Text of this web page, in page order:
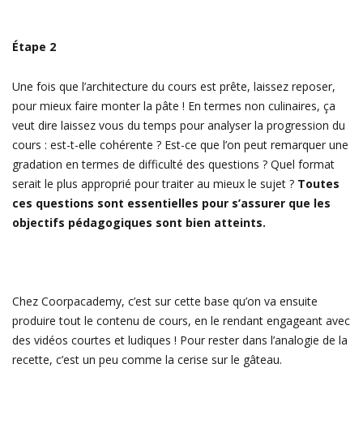
Étape 2
Une fois que l’architecture du cours est prête, laissez reposer,
pour mieux faire monter la pâte ! En termes non culinaires, ça
veut dire laissez vous du temps pour analyser la progression du
cours : est-t-elle cohérente ? Est-ce que l’on peut remarquer une
gradation en termes de difficulté des questions ? Quel format
serait le plus approprié pour traiter au mieux le sujet ? Toutes
ces questions sont essentielles pour s’assurer que les
objectifs pédagogiques sont bien atteints.
Chez Coorpacademy, c’est sur cette base qu’on va ensuite
produire tout le contenu de cours, en le rendant engageant avec
des vidéos courtes et ludiques ! Pour rester dans l’analogie de la
recette, c’est un peu comme la cerise sur le gâteau.